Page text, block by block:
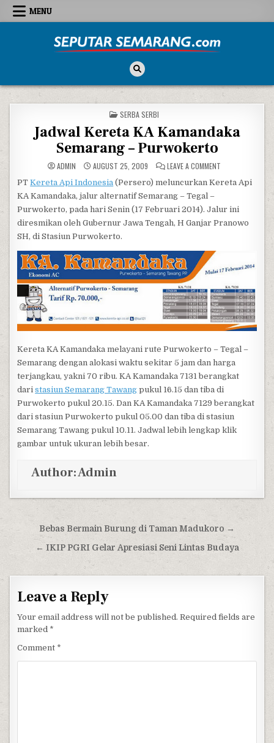
Skip to content
MENU
POSTED IN
SERBA SERBI
Jadwal Kereta KA Kamandaka
Semarang – Purwokerto
ADMIN AUGUST 25, 2009 LEAVE A COMMENTON JADWAL
PTKereta Api Indonesia (Persero) meluncurkan Kereta Api
KA Kamandaka, jalur alternatif Semarang – Tegal –
Purwokerto, pada hari Senin (17 Februari 2014). Jalur ini
diresmikan oleh Gubernur Jawa Tengah, H Ganjar Pranowo
SH, di Stasiun Purwokerto.
Kereta KA Kamandaka melayani rute Purwokerto – Tegal –
Semarang dengan alokasi waktu sekitar 5 jam dan harga
terjangkau, yakni 70 ribu. KA Kamandaka 7131 berangkat
daristasiun Semarang Tawang pukul 16.15 dan tiba di
Purwokerto pukul 20.15. Dan KA Kamandaka 7129 berangkat
dari stasiun Purwokerto pukul 05.00 dan tiba di stasiun
Semarang Tawang pukul 10.11. Jadwal lebih lengkap klik
gambar untuk ukuran lebih besar.
Author:Admin
Post navigation
Bebas Bermain Burung di Taman Madukoro →
← IKIP PGRI Gelar Apresiasi Seni Lintas Budaya
Leave a Reply
Your email address will not be published. Required fields are
marked *
Comment *